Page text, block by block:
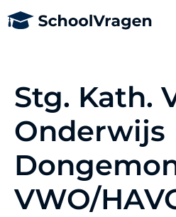
Stg. Kath.
Onderwijs
VWO/